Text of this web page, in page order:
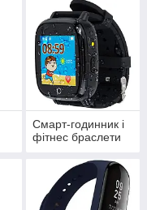
Смарт-годинник і
фітнес браслети